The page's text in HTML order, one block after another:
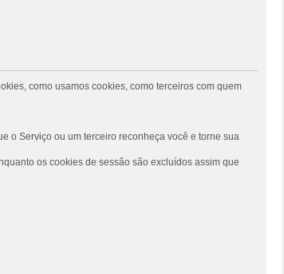
como usamos cookies, como terceiros com quem
o Serviço ou um terceiro reconheça você e torne sua
os cookies de sessão são excluídos assim que